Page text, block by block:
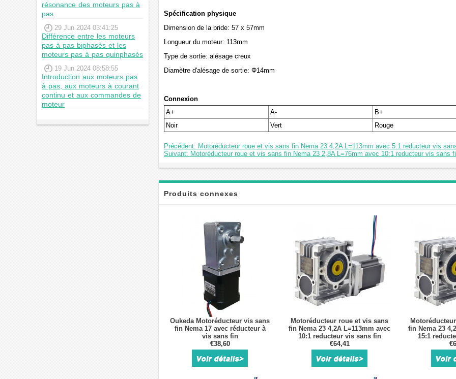
résonance des moteurs pas à
pas
29 Jun 2024 03:41:25
Différence entre les moteurs
pas à pas biphasés et les
moteurs pas à pas quinphasés
19 Jun 2024 08:58:55
Introduction aux moteurs pas
à pas, aux moteurs à courant
continu et aux commandes de
moteur
Spécification physique
Dimension de la bride: 57 x 57mm
Longueur du moteur: 113mm
Type de sortie: alésage creux
Diamètre d'alésage de sortie: Φ14mm
Connexion
A+
A- B+
Noir
Vert Rouge
Précédent: Motoréducteur roue et vis sans fin Nema 23 4,2A L=113mm avec 5:1 reducteur vis
Suivant: Motoréducteur roue et vis sans fin Nema 23 2,8A L=76mm avec 10:1 reducteur vis sans
Produits connexes
Oukeda Motoréducteur vis sans
fin Nema 17 avec réducteur à
vis sans fin
17:1/30:1/50:1/75:1/100:1/290:1/500:1
€38,60
Motoréducteur roue et vis sans
fin Nema 23 4,2A L=113mm avec
10:1 reducteur vis sans fin
€64,41
fin Nema 23
15:1